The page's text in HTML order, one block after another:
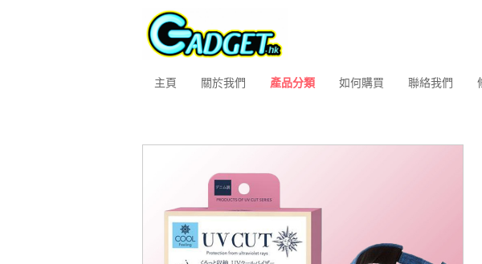
主頁 關於我們 產品分類 如何購買 聯絡我們